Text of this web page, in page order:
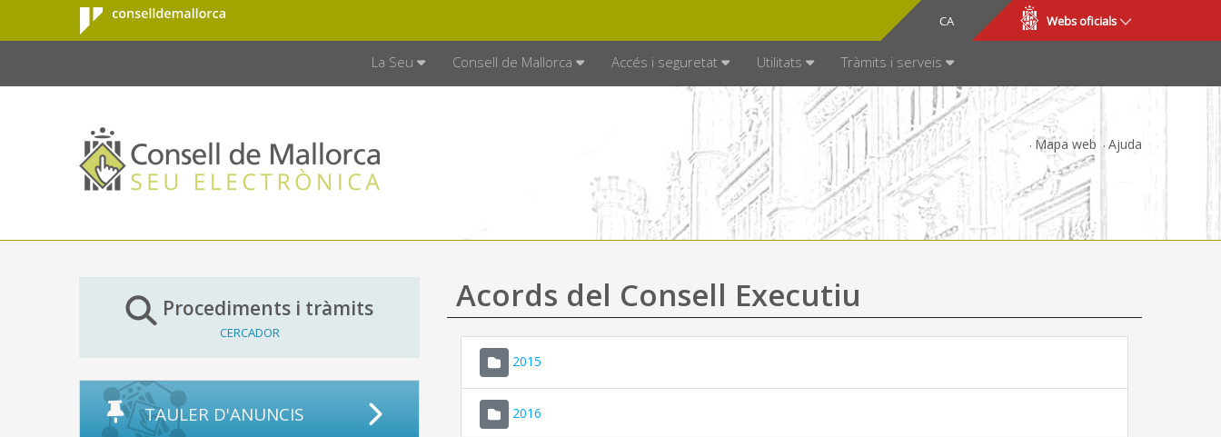
Salta al contingut principal
Consell de
Mallorca
CA
ES Webs oficials
La Seu Consell de Mallorca Accés i seguretat Utilitats Tràmits i serveis
Mapa web Ajuda
Procediments i tràmits
CERCADOR
TAULER D'ANUNCIS
Acords del Consell Executiu
2015
2016